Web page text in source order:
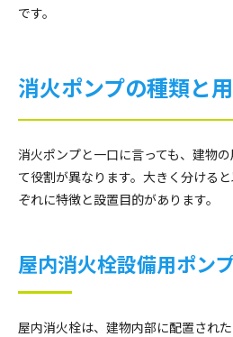
です。
消火ポンプの種類と
消火ポンプと一口に言っても、建物
て役割が異なります。大きく分ける
ぞれに特徴と設置目的があります。
屋内消火栓設備用ポン
屋内消火栓は、建物内部に配置され